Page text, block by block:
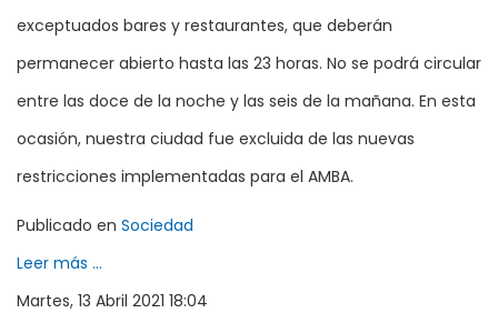
exceptuados bares y restaurantes, que deberán
permanecer abierto hasta las 23 horas. No se podrá circular
entre las doce de la noche y las seis de la mañana. En esta
ocasión, nuestra ciudad fue excluida de las nuevas
restricciones implementadas para el AMBA.
Publicado en Sociedad
Leer más ...
Martes, 13 Abril 2021 18:04